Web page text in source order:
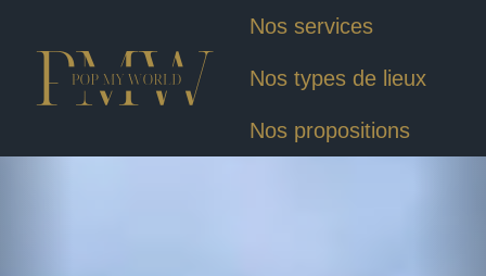
Nos services
Nos types de lieux
Nos propositions